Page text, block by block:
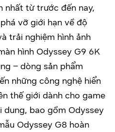
nhất từ trước đến nay,
vỡ giới hạn về độ
trải nghiệm hình ảnh
hình Odyssey G9 6K
– dòng sản phẩm
những công nghệ hiển
thế giới dành cho game
dung, bao gồm Odyssey
Odyssey G8 hoàn